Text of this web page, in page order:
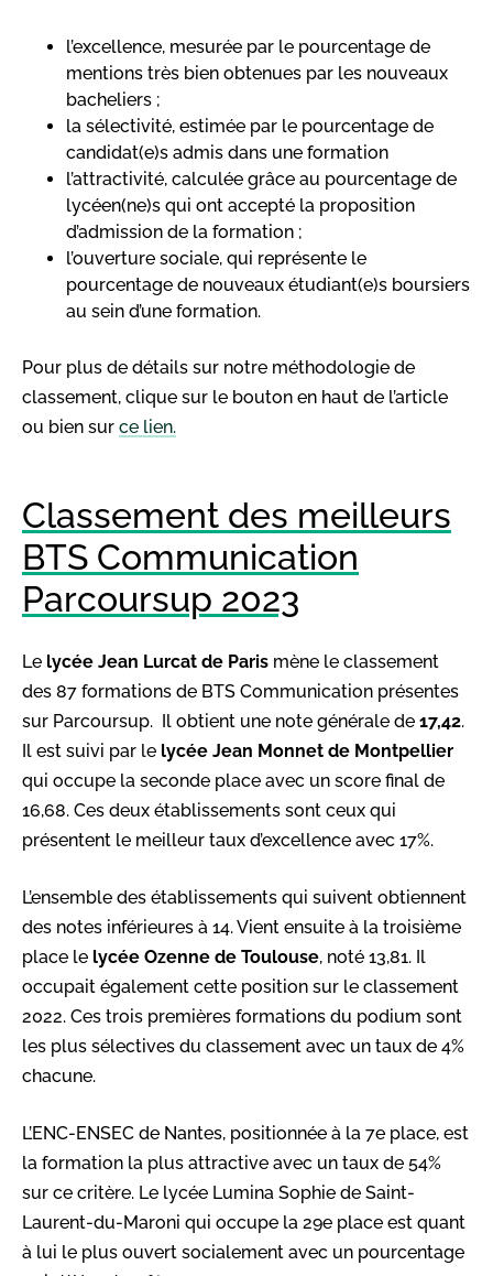
l’excellence, mesurée par le pourcentage de
mentions très bien obtenues par les nouveaux
bacheliers ;
la sélectivité, estimée par le pourcentage de
candidat(e)s admis dans une formation
l’attractivité, calculée grâce au pourcentage de
lycéen(ne)s qui ont accepté la proposition
d’admission de la formation ;
l’ouverture sociale, qui représente le
pourcentage de nouveaux étudiant(e)s boursiers
au sein d’une formation.
Pour plus de détails sur notre méthodologie de
classement, clique sur le bouton en haut de l’article
ou bien sur ce lien.
Classement des meilleurs
BTS Communication
Parcoursup 2023
Le lycée Jean Lurcat de Paris mène le classement
des 87 formations de BTS Communication présentes
sur Parcoursup. Il obtient une note générale de 17,42.
Il est suivi par le lycée Jean Monnet de Montpellier
qui occupe la seconde place avec un score final de
16,68. Ces deux établissements sont ceux qui
présentent le meilleur taux d’excellence avec 17%.
L’ensemble des établissements qui suivent obtiennent
des notes inférieures à 14. Vient ensuite à la troisième
place le lycée Ozenne de Toulouse, noté 13,81. Il
occupait également cette position sur le classement
2022. Ces trois premières formations du podium sont
les plus sélectives du classement avec un taux de 4%
chacune.
L’ENC-ENSEC de Nantes, positionnée à la 7e place, est
la formation la plus attractive avec un taux de 54%
sur ce critère. Le lycée Lumina Sophie de Saint-
Laurent-du-Maroni qui occupe la 29e place est quant
à lui le plus ouvert socialement avec un pourcentage